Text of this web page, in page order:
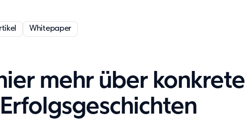
Whitepaper
mehr über konkrete